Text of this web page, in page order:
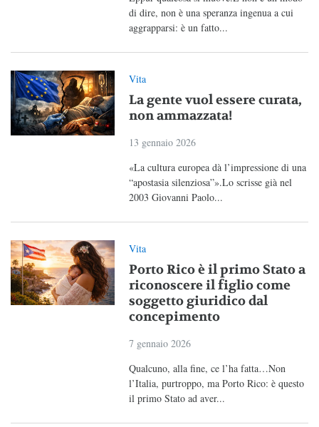
di dire, non è una speranza ingenua a cui
aggrapparsi: è un fatto...
Vita
La gente vuol essere curata,
non ammazzata!
13 gennaio 2026
«La cultura europea dà l’impressione di una
“apostasia silenziosa”».Lo scrisse già nel
2003 Giovanni Paolo...
Vita
Porto Rico è il primo Stato a
riconoscere il figlio come
soggetto giuridico dal
concepimento
7 gennaio 2026
Qualcuno, alla fine, ce l’ha fatta…Non
l’Italia, purtroppo, ma Porto Rico: è questo
il primo Stato ad aver...